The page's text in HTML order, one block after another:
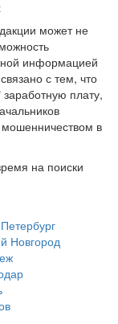
может не
информацией
с тем, что
плату,
в
на поиски
Новгород